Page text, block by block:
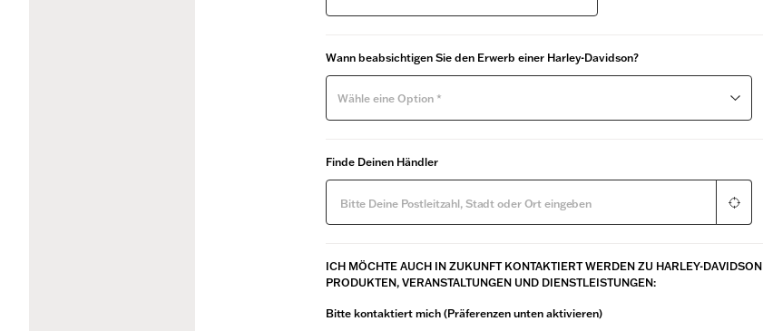
Wann beabsichtigen Sie den Erwerb einer Harley-Davidson?
Wähle eine Option *
Finde Deinen Händler
ICH MÖCHTE AUCH IN ZUKUNFT KONTAKTIERT WERDEN ZU HARLEY-DAVIDSON
PRODUKTEN, VERANSTALTUNGEN UND DIENSTLEISTUNGEN:
Bitte kontaktiert mich (Präferenzen unten aktivieren)